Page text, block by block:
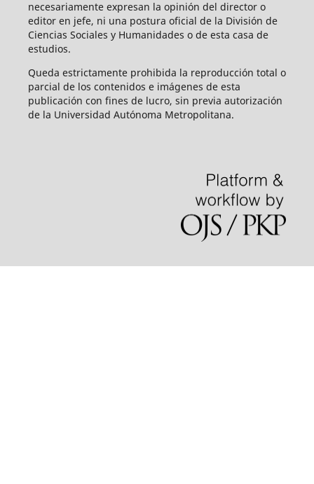
necesariamente expresan la opinión del director o
editor en jefe, ni una postura oficial de la División de
Ciencias Sociales y Humanidades o de esta casa de
estudios.
Queda estrictamente prohibida la reproducción total o
parcial de los contenidos e imágenes de esta
publicación con fines de lucro, sin previa autorización
de la Universidad Autónoma Metropolitana.